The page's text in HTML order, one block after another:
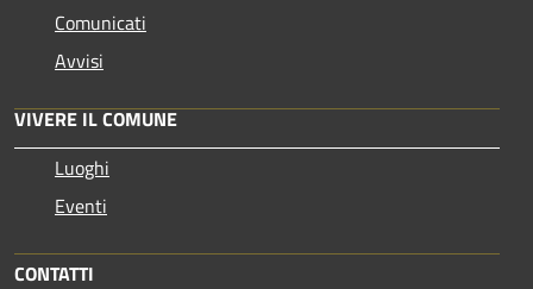
Comunicati
Avvisi
VIVERE IL COMUNE
Luoghi
Eventi
CONTATTI